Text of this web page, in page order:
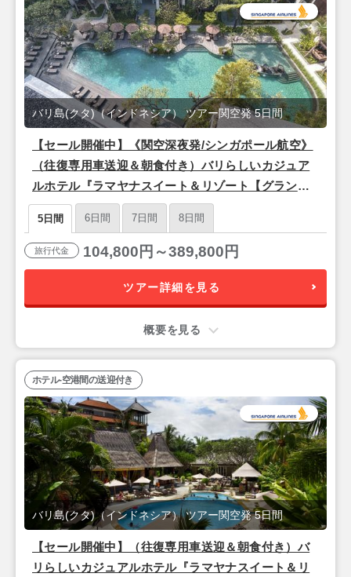
【セール開催中】《関空深夜発/シンガポール航空》
（往復専用車送迎＆朝食付き）バリらしいカジュア
ルホテル『ラマヤナスイート＆リゾート【グランド
デラックス】』バリ島5日間
バリ島(クタ)（インドネシア） ツアー関空発 5日間
5日間 6日間 7日間 8日間
旅行代金 104,800円～389,800円
ツアー詳細を見る
概要を見る
【セール開催中】（往復専用車送迎＆朝食付き）バ
リらしいカジュアルホテル『ラマヤナスイート＆リ
バリ島(クタ)（インドネシア） ツアー関空発 5日間
ホテル-空港間の送迎付き